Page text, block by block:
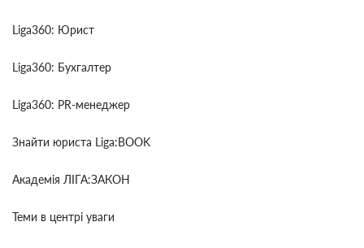
Liga360: Юрист
Liga360: Бухгалтер
Liga360: PR-менеджер
Знайти юриста Liga:BOOK
Академія ЛІГА:ЗАКОН
Теми в центрі уваги